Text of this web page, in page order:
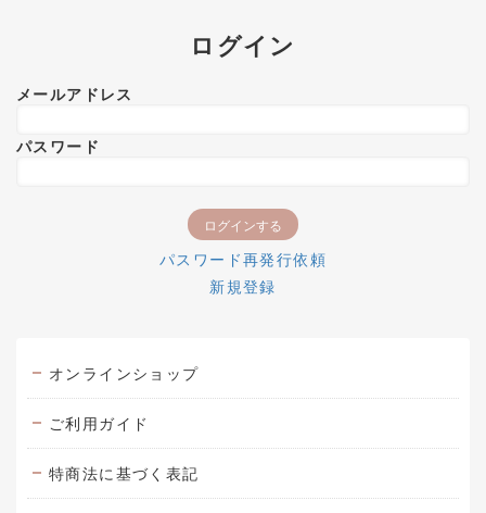
ログイン
メールアドレス
パスワード
パスワード再発行依頼
新規登録
オンラインショップ
ご利用ガイド
特商法に基づく表記